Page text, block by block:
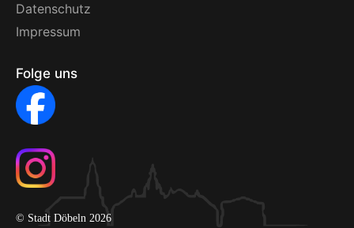
Datenschutz
Impressum
Folge uns
© Stadt Döbeln 2026